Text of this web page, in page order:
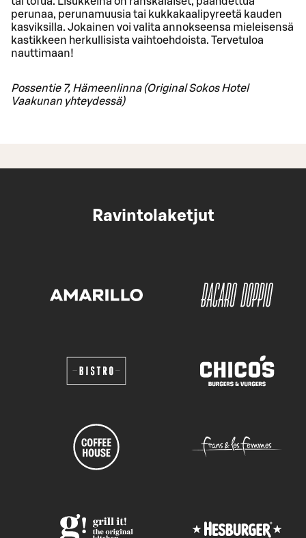
perunaa, perunamuusia tai kukkakaalipyreetä kauden
kasviksilla. Jokainen voi valita annokseensa mieleisensä
kastikkeen herkullisista vaihtoehdoista. Tervetuloa
nauttimaan!
Possentie 7, Hämeenlinna (Original Sokos Hotel
Vaakunan yhteydessä)
Ravintolaketjut